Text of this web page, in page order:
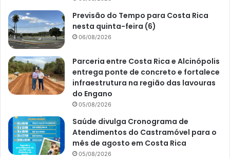
Previsão do Tempo para Costa Rica
nesta quinta-feira (6)
06/08/2026
Parceria entre Costa Rica e Alcinópolis
entrega ponte de concreto e fortalece
infraestrutura na região das lavouras
do Engano
05/08/2026
Saúde divulga Cronograma de
Atendimentos do Castramóvel para o
mês de agosto em Costa Rica
05/08/2026